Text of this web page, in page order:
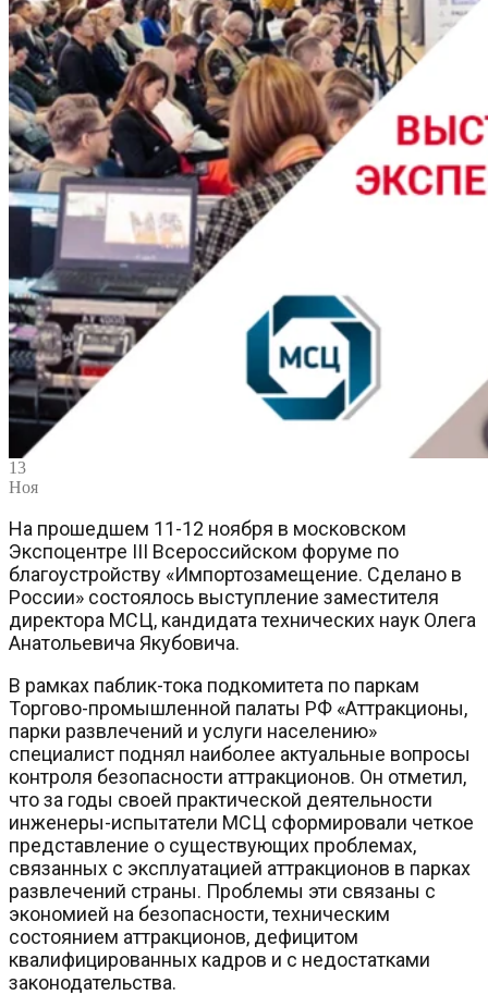
13
Ноя
На прошедшем 11-12 ноября в московском
Экспоцентре III Всероссийском форуме по
благоустройству «Импортозамещение. Сделано в
России» состоялось выступление заместителя
директора МСЦ, кандидата технических наук Олега
Анатольевича Якубовича.
В рамках паблик-тока подкомитета по паркам
Торгово-промышленной палаты РФ «Аттракционы,
парки развлечений и услуги населению»
специалист поднял наиболее актуальные вопросы
контроля безопасности аттракционов. Он отметил,
что за годы своей практической деятельности
инженеры-испытатели МСЦ сформировали четкое
представление о существующих проблемах,
связанных с эксплуатацией аттракционов в парках
развлечений страны. Проблемы эти связаны с
экономией на безопасности, техническим
состоянием аттракционов, дефицитом
квалифицированных кадров и с недостатками
законодательства.